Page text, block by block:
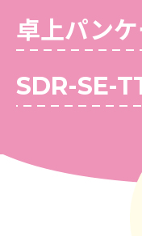
卓上パン
SDR-SE-